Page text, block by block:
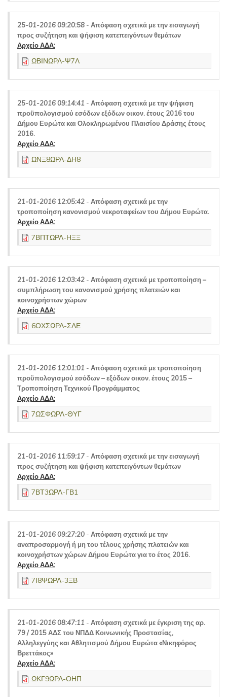
25-01-2016 09:20:58 - Απόφαση σχετικά με την εισαγωγή
προς συζήτηση και ψήφιση κατεπειγόντων θεμάτων
Αρχείο ΑΔΑ:
ΩΒΙΝΩΡΛ-Ψ7Λ
25-01-2016 09:14:41 - Απόφαση σχετικά με την ψήφιση
προϋπολογισμού εσόδων εξόδων οικον. έτους 2016 του
Δήμου Ευρώτα και Ολοκληρωμένου Πλαισίου Δράσης έτους
2016.
Αρχείο ΑΔΑ:
ΩΝΞ8ΩΡΛ-ΔΗ8
21-01-2016 12:05:42 - Απόφαση σχετικά με την
τροποποίηση κανονισμού νεκροταφείων του Δήμου Ευρώτα.
Αρχείο ΑΔΑ:
7ΒΠΤΩΡΛ-ΗΞΞ
21-01-2016 12:03:42 - Απόφαση σχετικά με τροποποίηση –
συμπλήρωση του κανονισμού χρήσης πλατειών και
κοινοχρήστων χώρων
Αρχείο ΑΔΑ:
6ΟΧΣΩΡΛ-ΣΛΕ
21-01-2016 12:01:01 - Απόφαση σχετικά με τροποποίηση
προϋπολογισμού εσόδων – εξόδων οικον. έτους 2015 –
Τροποποίηση Τεχνικού Προγράμματος
Αρχείο ΑΔΑ:
7ΩΣΦΩΡΛ-ΘΥΓ
21-01-2016 11:59:17 - Απόφαση σχετικά με την εισαγωγή
προς συζήτηση και ψήφιση κατεπειγόντων θεμάτων
Αρχείο ΑΔΑ:
7ΒΤ3ΩΡΛ-ΓΒ1
21-01-2016 09:27:20 - Απόφαση σχετικά με την
αναπροσαρμογή ή μη του τέλους χρήσης πλατειών και
κοινοχρήστων χώρων Δήμου Ευρώτα για το έτος 2016.
Αρχείο ΑΔΑ:
7Ι8ΨΩΡΛ-3ΞΒ
21-01-2016 08:47:11 - Απόφαση σχετικά με έγκριση της αρ.
79 / 2015 ΑΔΣ του ΝΠΔΔ Κοινωνικής Προστασίας,
Αλληλεγγύης και Αθλητισμού Δήμου Ευρώτα «Νικηφόρος
Βρεττάκος»
Αρχείο ΑΔΑ:
ΩΚΓ9ΩΡΛ-ΟΗΠ